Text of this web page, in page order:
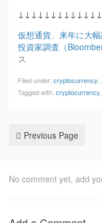
仮想通貨、来年に大
投資家調査（
ス
Filed under: cryptocurrency
Tagged with: cryptocurrency
Previous Page
No comment yet, add